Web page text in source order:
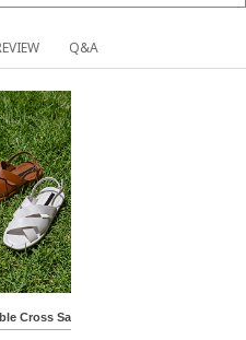
Q&A
Cross Sandals